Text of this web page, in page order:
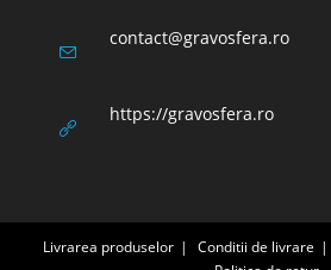
contact@gravosfera.roOpens
https://gravosfera.ro
Livrarea produselor Conditii de livrare